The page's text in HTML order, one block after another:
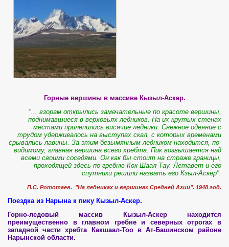
Горные вершины в массиве Кызыл-Аскер.
"... взорам открылись замечательные по красоте вершины,
поднимавшиеся в верховьях ледников. На их крутых стенах
местами прилепились висячие ледники. Снежное одеяние с
трудом удерживалось на выступах скал, с которых временами
срывались лавины. За этим безымянным ледником находится, по-
видимому, главная вершина всего хребта. Пик возвышается над
всеми своими соседями. Он как бы стоит на страже границы,
проходящей здесь по гребню Кок-Шаал-Тау. Летавет и его
спутники решили назвать его Кзыл-Аскер".
П.С. Рототаев. "На ледниках и вершинах Средней Азии". 1948 год.
Поездка из Нарына к пику Кызыл-Аскер.
Горно-ледовый массив Кызыл-Аскер находится
преимущественно в главном гребне и северных отрогах в
западной части хребта Какшаал-Тоо в Ат-Башинском районе
Нарынской области.